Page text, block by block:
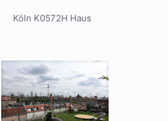
Köln K0572H Haus